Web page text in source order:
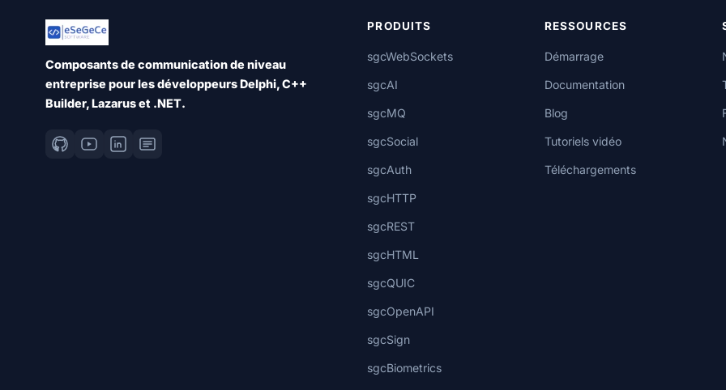
Composants de communication de niveau
entreprise pour les développeurs Delphi, C++
Builder, Lazarus et .NET.
PRODUITS
sgcWebSockets
sgcAI
sgcMQ
sgcSocial
sgcAuth
sgcHTTP
sgcREST
sgcHTML
sgcQUIC
sgcOpenAPI
sgcSign
sgcBiometrics
RESSOURCES
Démarrage
Documentation
Blog
Tutoriels vidéo
Téléchargements